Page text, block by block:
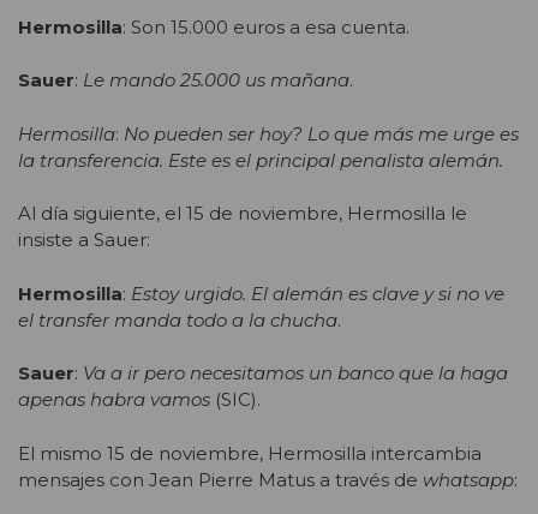
Hermosilla: Son 15.000 euros a esa cuenta.
Sauer: Le mando 25.000 us mañana.
Hermosilla: No pueden ser hoy? Lo que más me urge es
la transferencia. Este es el principal penalista alemán.
Al día siguiente, el 15 de noviembre, Hermosilla le
insiste a Sauer:
Hermosilla: Estoy urgido. El alemán es clave y si no ve
el transfer manda todo a la chucha.
Sauer: Va a ir pero necesitamos un banco que la haga
apenas habra vamos (SIC).
El mismo 15 de noviembre, Hermosilla intercambia
mensajes con Jean Pierre Matus a través de whatsapp: